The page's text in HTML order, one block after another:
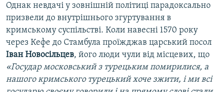
Однак невдачі у зовнішній політиці парадоксально
призвели до внутрішнього згуртування в
кримському суспільстві. Коли навесні 1570 року
через Кефе до Стамбула проїжджав царський посол
Іван Новосільцев, його люди чули від місцевих, що
«Государ московський з турецьким помирилися, а
нашого кримського турецький хоче зжити, і ми всі